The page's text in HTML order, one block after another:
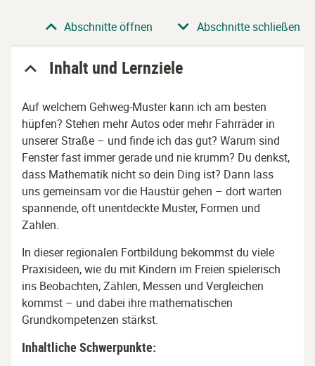
AbschnittAbschnitte öffnen Abschnitte schließen
Inhalt und Lernziele
Auf welchem Gehweg-Muster kann ich am besten
hüpfen? Stehen mehr Autos oder mehr Fahrräder in
unserer Straße – und finde ich das gut? Warum sind
Fenster fast immer gerade und nie krumm? Du denkst,
dass Mathematik nicht so dein Ding ist? Dann lass
uns gemeinsam vor die Haustür gehen – dort warten
spannende, oft unentdeckte Muster, Formen und
Zahlen.
In dieser regionalen Fortbildung bekommst du viele
Praxisideen, wie du mit Kindern im Freien spielerisch
ins Beobachten, Zählen, Messen und Vergleichen
kommst – und dabei ihre mathematischen
Grundkompetenzen stärkst.
Inhaltliche Schwerpunkte: